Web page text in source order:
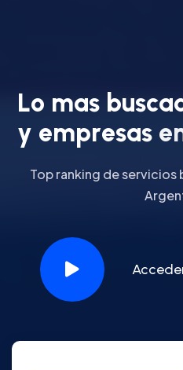
Lo mas busca
y empresas e
Top ranking de servicios